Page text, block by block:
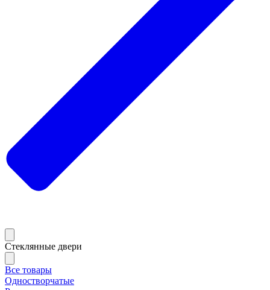
Стеклянные двери
Все товары
Одностворчатые